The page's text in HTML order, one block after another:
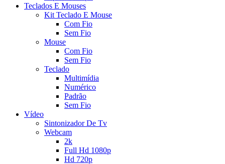
Teclados E Mouses
Kit Teclado E Mouse
Com Fio
Sem Fio
Mouse
Com Fio
Sem Fio
Teclado
Multimídia
Numérico
Padrão
Sem Fio
Vídeo
Sintonizador De Tv
Webcam
2k
Full Hd 1080p
Hd 720p